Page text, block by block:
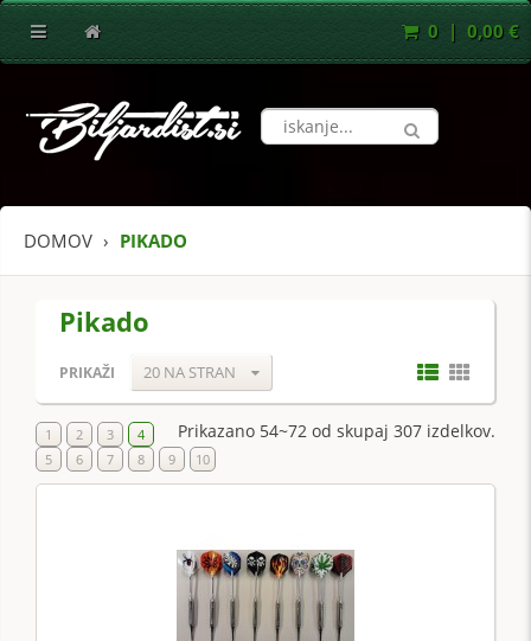
0 | 0,00 €
DOMOV PIKADO
Pikado
PRIKAŽI 20 NA STRAN
Prikazano 54~72 od skupaj 307 izdelkov.
1 2 3
4
5
6 7 8 9 10